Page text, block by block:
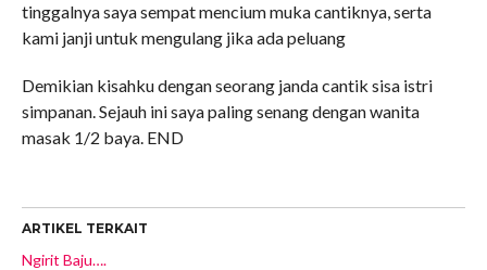
tinggalnya saya sempat mencium muka cantiknya, serta
kami janji untuk mengulang jika ada peluang
Demikian kisahku dengan seorang janda cantik sisa istri
simpanan. Sejauh ini saya paling senang dengan wanita
masak 1/2 baya. END
ARTIKEL TERKAIT
Ngirit Baju….